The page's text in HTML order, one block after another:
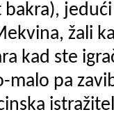
žali
kad ste
malo pa